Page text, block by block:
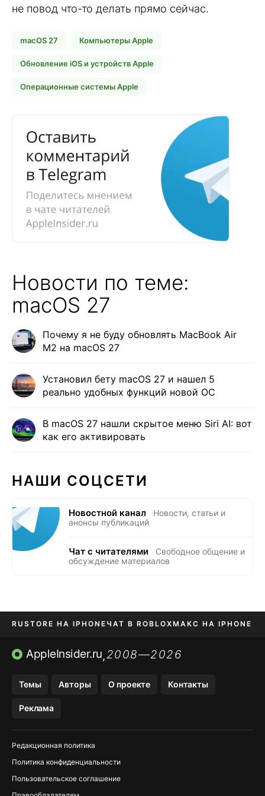
не повод что-то делать прямо сейчас.
macOS 27 Компьютеры Apple
Обновление iOS и устройств Apple
Операционные системы Apple
Новости по теме:
macOS 27
Почему я не буду обновлять MacBook Air
M2 на macOS 27
Установил бету macOS 27 и нашел 5
реально удобных функций новой ОС
В macOS 27 нашли скрытое меню Siri AI: вот
как его активировать
НАШИ СОЦСЕТИ
Новостной канал
Новости, статьи и
анонсы публикаций
Чат с читателями
Свободное общение и
обсуждение материалов
RUSTORE НА IPHONE ЧАТ В ROBLOXМАКС НА IPHONE
AVITO НА IPHONEВТБ ОНЛАЙН TIKTOK НА IPHONE
AppleInsider.ru,2008—2026
Темы Авторы О проекте Контакты
Реклама
Редакционная политика
Политика конфиденциальности
Пользовательское соглашение